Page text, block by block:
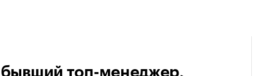
топ-менеджер,